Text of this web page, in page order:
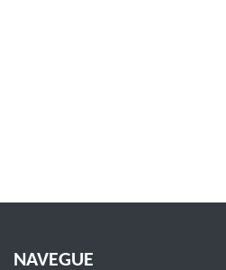
NAVEGUE